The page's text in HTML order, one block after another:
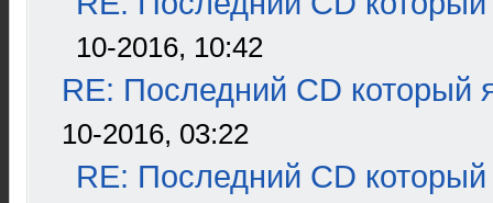
10-2016, 10:42
RE: Последний CD который
10-2016, 03:22
RE: Последний CD который